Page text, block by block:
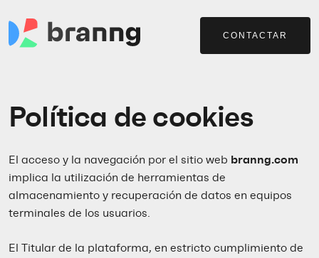
CONTACTAR
Política de cookies
El acceso y la navegación por el sitio web branng.com
implica la utilización de herramientas de
almacenamiento y recuperación de datos en equipos
terminales de los usuarios.
El Titular de la plataforma, en estricto cumplimiento de